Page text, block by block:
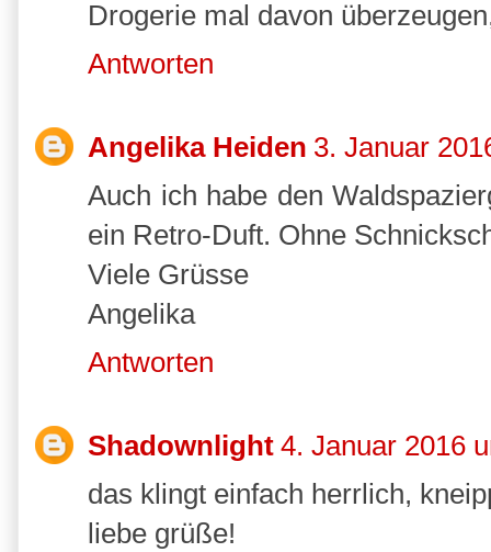
Drogerie mal davon
Antworten
Angelika Heiden 3. Januar
Auch ich habe den
ein Retro-Duft. Ohne
Viele Grüsse
Angelika
Antworten
Shadownlight 4. Januar 2016
das klingt einfach herrlich,
liebe grüße!